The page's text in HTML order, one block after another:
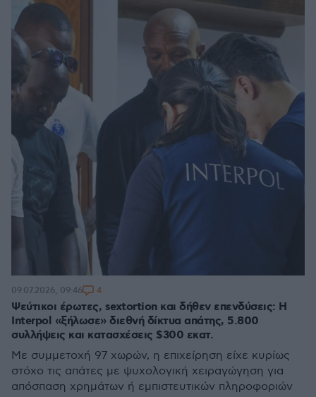
Ψεύτικοι έρωτες, sextortion και δήθεν επενδύσεις: Η
Interpol «ξήλωσε» διεθνή δίκτυα απάτης, 5.800
συλλήψεις και κατασχέσεις $300 εκατ.
Με συμμετοχή 97 χωρών, η επιχείρηση είχε κυρίως
στόχο τις απάτες με ψυχολογική χειραγώγηση για
απόσπαση χρημάτων ή εμπιστευτικών πληροφοριών
09.07.2026, 09:46 4